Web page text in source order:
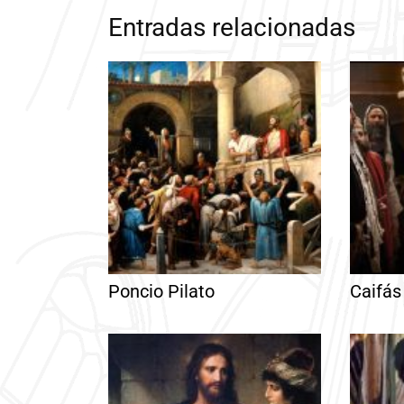
Entradas relacionadas
Poncio Pilato Caifás